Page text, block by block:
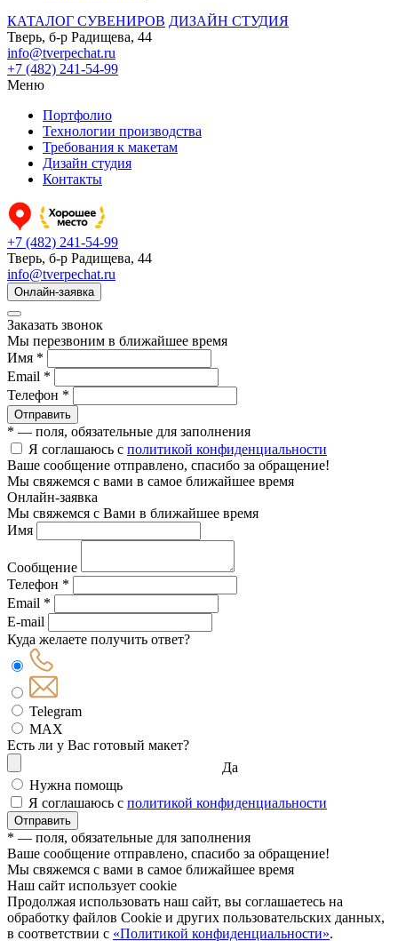
КАТАЛОГ СУВЕНИРОВ ДИЗАЙН СТУДИЯ
Тверь, б-р Радищева, 44
info@tverpechat.ru
+7 (482) 241-54-99
Меню
Портфолио
Технологии производства
Требования к макетам
Дизайн студия
Контакты
+7 (482) 241-54-99
Тверь, б-р Радищева, 44
info@tverpechat.ru
Онлайн-заявка
Заказать звонок
Мы перезвоним в ближайшее время
Имя *
Email *
Телефон *
Отправить
* — поля, обязательные для заполнения
Я соглашаюсь с политикой конфиденциальности
Ваше сообщение отправлено, спасибо за обращение!
Мы свяжемся с вами в самое ближайшее время
Онлайн-заявка
Мы свяжемся с Вами в ближайшее время
Имя
Сообщение
Телефон *
Email *
E-mail
Куда желаете получить ответ?
Telegram
MAX
Есть ли у Вас готовый макет?
Да
Нужна помощь
Я соглашаюсь с политикой конфиденциальности
Отправить
* — поля, обязательные для заполнения
Ваше сообщение отправлено, спасибо за обращение!
Мы свяжемся с вами в самое ближайшее время
Наш сайт использует cookie
Продолжая использовать наш сайт, вы соглашаетесь на
обработку файлов Сookie и других пользовательских данных,
в соответствии с «Политикой конфиденциальности».